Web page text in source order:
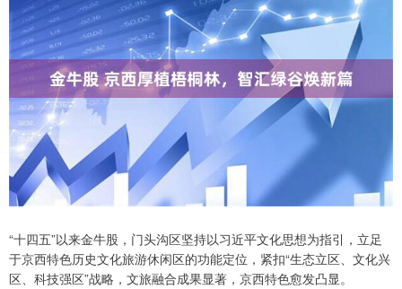
“十四五”以来金牛股，门头沟区坚持以习近平文化思想为指引，立足
于京西特色历史文化旅游休闲区的功能定位，紧扣“生态立区、文化兴
区、科技强区”战略，文旅融合成果显著，京西特色愈发凸显。